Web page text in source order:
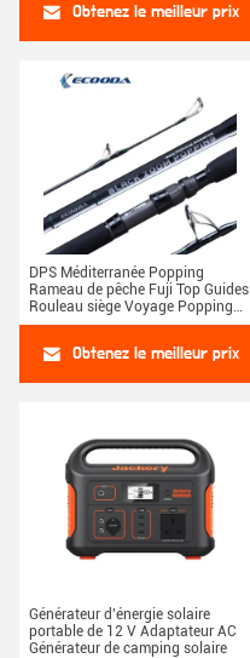
Obtenez le meilleur prix
DPS Méditerranée Popping
Rameau de pêche Fuji Top Guides
Rouleau siège Voyage Popping
Rameau
Obtenez le meilleur prix
Générateur d'énergie solaire
portable de 12 V Adaptateur AC
Générateur de camping solaire